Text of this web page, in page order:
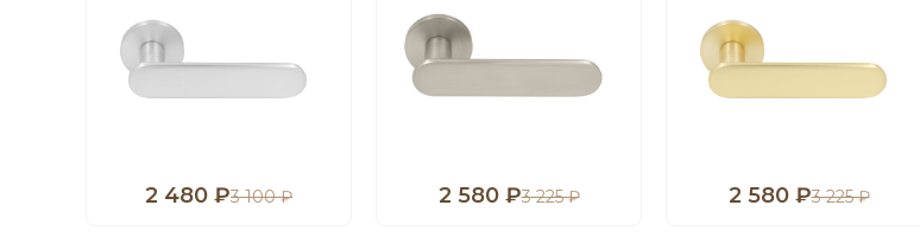
2 480 ₽3 100 ₽ 2 580 ₽3 225 ₽ 2 580 ₽3 225 ₽